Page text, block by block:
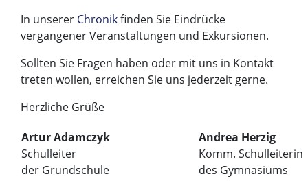
In unserer Chronikfinden Sie Eindrücke
vergangener Veranstaltungen und Exkursionen.
Sollten Sie Fragen haben oder mit uns in Kontakt
treten wollen, erreichen Sie uns jederzeit gerne.
Herzliche Grüße
Artur Adamczyk
Schulleiter
der Grundschule
Andrea Herzig
Komm. Schulleiterin
des Gymnasiums